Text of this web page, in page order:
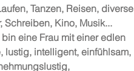
Tanzen, Reisen, diverse
Schreiben, Kino, Musik...
eine Frau mit einer edlen
lustig, intelligent, einfühlsam,